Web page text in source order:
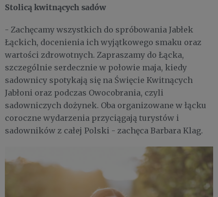
Stolicą kwitnących sadów
- Zachęcamy wszystkich do spróbowania Jabłek
Łąckich, docenienia ich wyjątkowego smaku oraz
wartości zdrowotnych. Zapraszamy do Łącka,
szczególnie serdecznie w połowie maja, kiedy
sadownicy spotykają się na Święcie Kwitnących
Jabłoni oraz podczas Owocobrania, czyli
sadowniczych dożynek. Oba organizowane w łącku
coroczne wydarzenia przyciągają turystów i
sadowników z całej Polski - zachęca Barbara Klag.